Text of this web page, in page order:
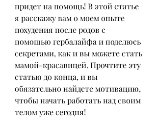
придет на помощь! В этой статье
я расскажу вам о моем опыте
похудения после родов с
помощью гербалайфа и поделюсь
секретами, как и вы можете стать
мамой-красавицей. Прочтите эту
статью до конца, и вы
обязательно найдете мотивацию,
чтобы начать работать над своим
телом уже сегодня!